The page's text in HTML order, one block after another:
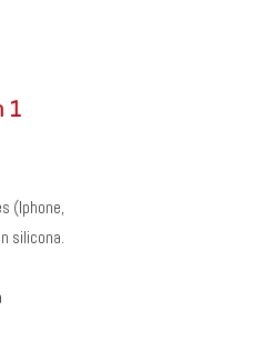
1
(Iphone,
silicona.